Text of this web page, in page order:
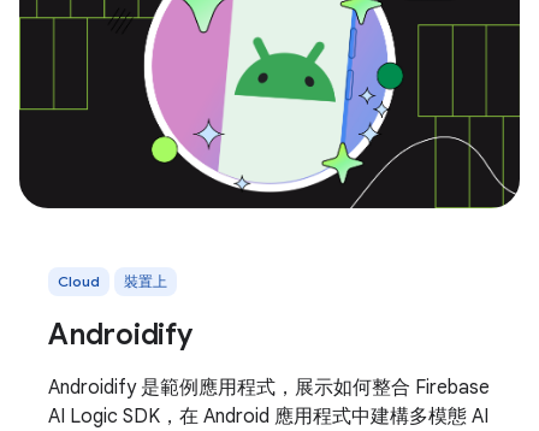
Cloud 裝置上
Androidify
Androidify 是範例應用程式，展示如何整合 Firebase
AI Logic SDK，在 Android 應用程式中建構多模態 AI